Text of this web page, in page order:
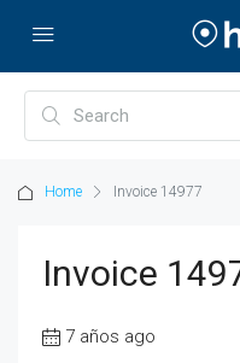
Home Invoice 14977
Invoice
7 años ago